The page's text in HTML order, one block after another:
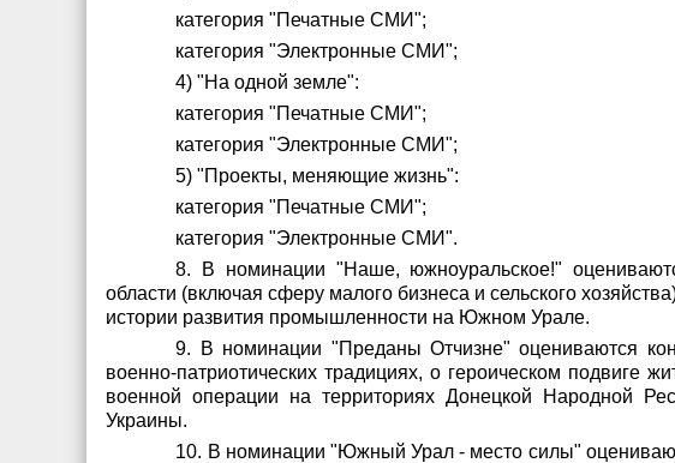
категория "Печатные СМИ";
категория "Электронные СМИ";
4) "На одной земле":
категория "Печатные СМИ";
категория "Электронные СМИ";
5) "Проекты, меняющие жизнь":
категория "Печатные СМИ";
категория "Электронные СМИ".
8. В номинации "Наше, южноуральское!"
области (включая сферу малого бизнеса и сельского
истории развития промышленности на Южном Урале.
9. В номинации "Преданы Отчизне" оцениваются
военно-патриотических традициях, о героическом подвиге
военной операции на территориях Донецкой Народной
Украины.
10. В номинации "Южный Урал - место силы"